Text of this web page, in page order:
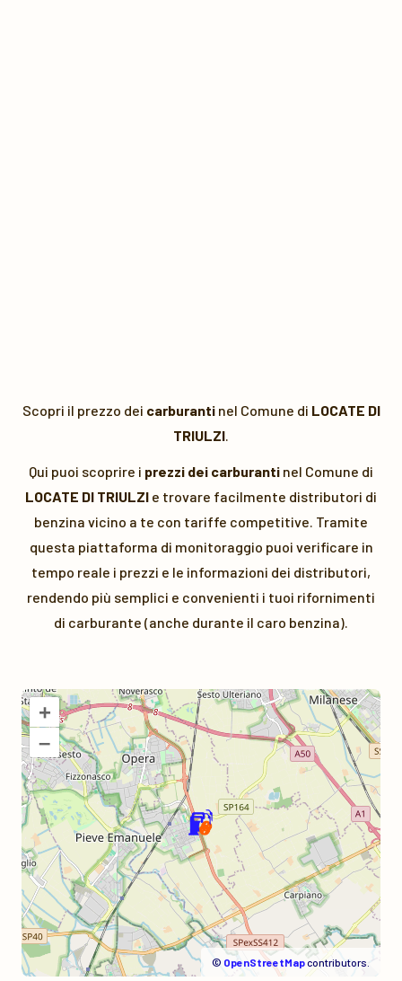
Scopri il prezzo dei carburantinel Comune di LOCATE DI
TRIULZI.
Qui puoi scoprire i prezzi dei carburanti nel Comune di
LOCATE DI TRIULZI e trovare facilmente distributori di
benzina vicino a te con tariffe competitive. Tramite
questa piattaforma di monitoraggio puoi verificare in
tempo reale i prezzi e le informazioni dei distributori,
rendendo più semplici e convenienti i tuoi rifornimenti
di carburante (anche durante il caro benzina).
+
–
© OpenStreetMapcontributors.